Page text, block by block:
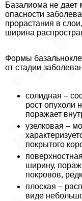
Базалиома не дает
опасности
прорастания в
ширина
Формы
от стадии
солидная –
рост опухоли
поражает
узелковая –
покрытого
ширину,
покровов,
плоская –
виде